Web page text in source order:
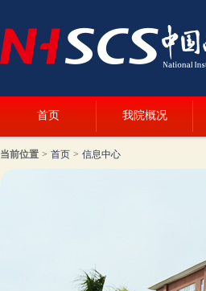
首页 我院概况
当前位置 > 首页 > 信息中心